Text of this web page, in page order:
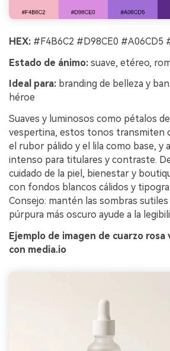
HEX: #F4B6C2 #D98CE0 #A06CD5
Estado de ánimo: suave, etéreo,
Ideal para: branding de belleza y
héroe
Suaves y luminosos como pétalos
vespertina, estos tonos transmiten
el rubor pálido y el lila como base, y
intenso para titulares y contraste.
cuidado de la piel, bienestar y
con fondos blancos cálidos y
Consejo: mantén las sombras sutiles
púrpura más oscuro ayude a la
Ejemplo de imagen de cuarzo
con media.io